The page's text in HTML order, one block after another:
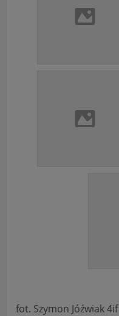
fot. Szymon Jóźwiak 4if